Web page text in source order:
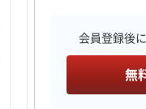
会員登録後
無